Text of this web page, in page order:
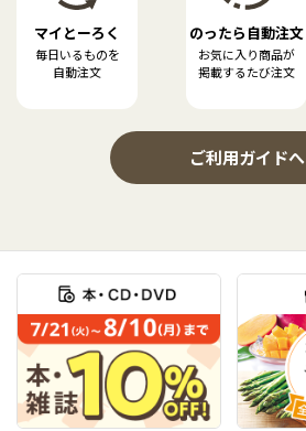
マイとーろく
毎日いるものを
自動注文
のったら自動注文
お気に入り商品が
掲載するたび注文
ご利用ガイドへ